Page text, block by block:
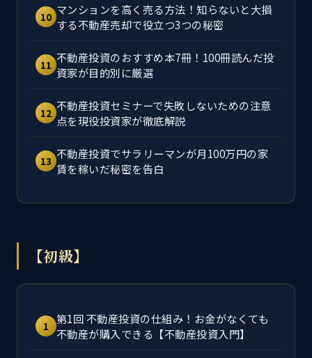
10 マンションを高く売る方法！知らないと大損
する不動産売却で役立つ3つの秘密
11 不動産投資のおすすめ本7冊！100冊読んだ投
資家が目的別に厳選
12 不動産投資セミナーで失敗しないための注意
点を現役投資家が徹底解説
13 不動産投資でサラリーマンが月100万円の家
賃を稼いだ秘密を告白
【初級】
1 第1回 不動産投資の仕組み！お金がなくても
不動産が購入できる【不動産投資入門】